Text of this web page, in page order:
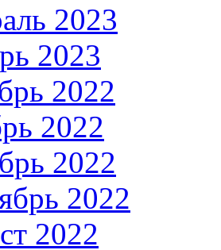
2023
2023
2022
2022
2022
2022
2022